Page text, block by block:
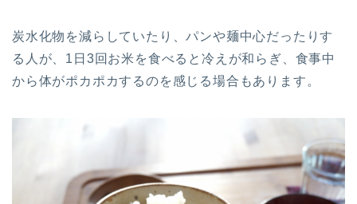
炭水化物を減らしていたり、パンや麺中心だったりす
る人が、1日3回お米を食べると冷えが和らぎ、食事中
から体がポカポカするのを感じる場合もあります。